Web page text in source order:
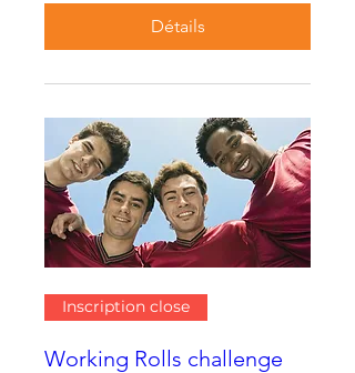
Détails
Inscription close
Working Rolls challenge